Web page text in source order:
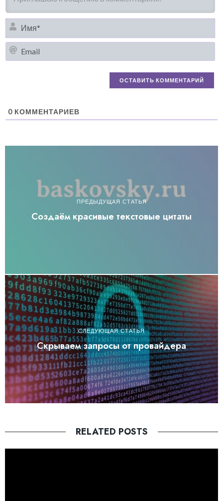
0 КОММЕНТАРИЕВ
ПРЕДЫДУЩАЯ СТАТЬЯ
Создаём красивые текстовые цитаты
СЛЕДУЮЩАЯ СТАТЬЯ
Скрываем запросы от провайдера
RELATED POSTS